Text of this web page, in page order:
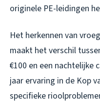
originele PE-leidingen
Het herkennen van
maakt het verschil
€100 en een nachtelijke
jaar ervaring in de Kop
specifieke